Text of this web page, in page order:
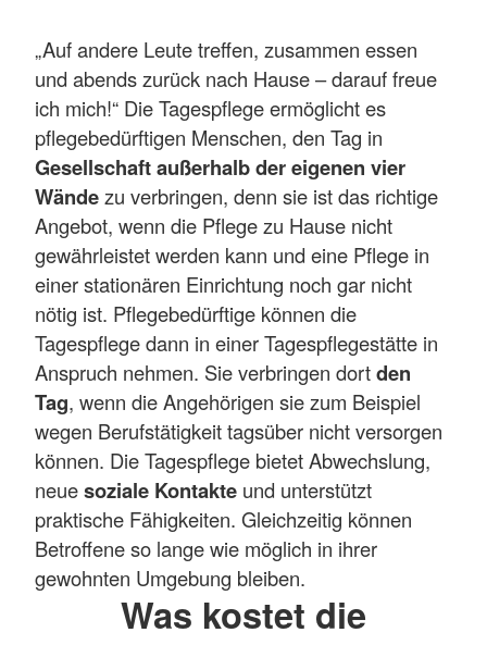
„Auf andere Leute treffen, zusammen essen
und abends zurück nach Hause – darauf freue
ich mich!“ Die Tagespflege ermöglicht es
pflegebedürftigen Menschen, den Tag in
Gesellschaft außerhalb der eigenen vier
Wändezu verbringen, denn sie ist das richtige
Angebot, wenn die Pflege zu Hause nicht
gewährleistet werden kann und eine Pflege in
einer stationären Einrichtung noch gar nicht
nötig ist. Pflegebedürftige können die
Tagespflege dann in einer Tagespflegestätte in
Anspruch nehmen. Sie verbringen dortden
Tag, wenn die Angehörigen sie zum Beispiel
wegen Berufstätigkeit tagsüber nicht versorgen
können. Die Tagespflege bietet Abwechslung,
neuesoziale Kontakte und unterstützt
praktische Fähigkeiten. Gleichzeitig können
Betroffene so lange wie möglich in ihrer
gewohnten Umgebung bleiben.
Was kostet die